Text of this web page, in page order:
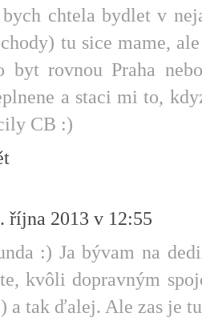
bych chtela bydlet v
tu sice mame,
byt rovnou Praha
a staci mi to,
CB :)
října 2013 v 12:55
:) Ja bývam na
kvôli dopravným
a tak ďalej. Ale zas je